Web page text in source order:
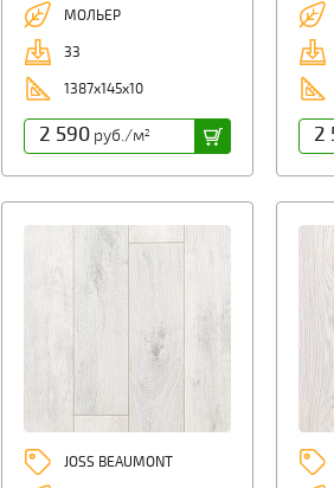
МОЛЬЕР
33
1387x145x10
2 590руб./м2 2
JOSS BEAUMONT